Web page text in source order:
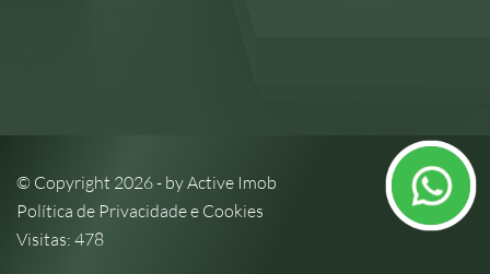
© Copyright 2026 - byActive Imob
Política de Privacidade e Cookies
Visitas: 478